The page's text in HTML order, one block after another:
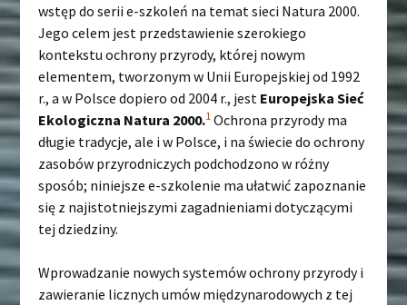
wstęp do serii e-szkoleń na temat sieci Natura 2000.
Jego celem jest przedstawienie szerokiego
kontekstu ochrony przyrody, której nowym
elementem, tworzonym w Unii Europejskiej od 1992
r., a w Polsce dopiero od 2004 r., jest Europejska Sieć
Ekologiczna Natura 2000.1 Ochrona przyrody ma
długie tradycje, ale i w Polsce, i na świecie do ochrony
zasobów przyrodniczych podchodzono w różny
sposób; niniejsze e-szkolenie ma ułatwić zapoznanie
się z najistotniejszymi zagadnieniami dotyczącymi
tej dziedziny.
Wprowadzanie nowych systemów ochrony przyrody i
zawieranie licznych umów międzynarodowych z tej